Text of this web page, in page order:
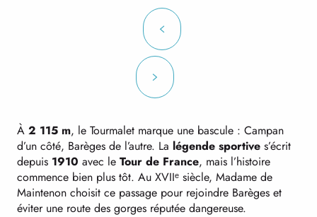
À 2 115 m, le Tourmalet marque une bascule : Campan
d’un côté, Barèges de l’autre. La légende sportive s’écrit
depuis 1910 avec le Tour de France, mais l’histoire
commence bien plus tôt. Au XVIIᵉ siècle, Madame de
Maintenon choisit ce passage pour rejoindre Barèges et
éviter une route des gorges réputée dangereuse.